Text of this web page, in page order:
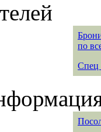
по
Спец